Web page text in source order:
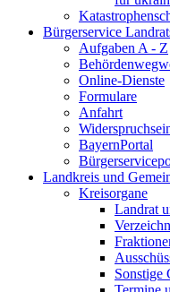
Bürgerservice
Aufgaben A - Z
Online-Dienste
Formulare
Anfahrt
BayernPortal
Landkreis und
Kreisorgane
Landrat
Sonstige